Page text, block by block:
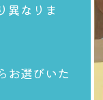
異なりま
お選びいた